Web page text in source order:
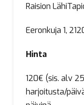
Raision
Eeronkuja 1,
Hinta
120€ (sis. alv
harjoitusta/